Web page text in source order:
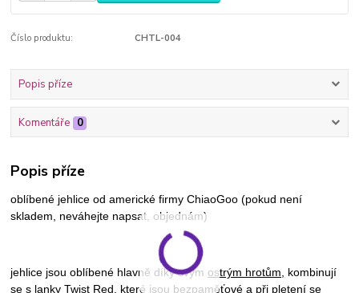
Číslo produktu: CHTL-004
Popis příze
Komentáře 0
Popis příze
oblíbené jehlice od americké firmy ChiaoGoo (pokud není
skladem, neváhejte napsat, objednám)
jehlice jsou oblíbené hlavně díky svým ostrým hrotům,
kombinují
ses lanky Twist Red , které jsou bezpaměťové a při pletení se